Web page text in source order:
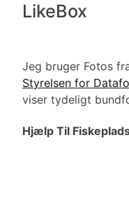
LikeBox
Jeg bruger Fotos
Styrelsen for
viser tydeligt
Hjælp Til